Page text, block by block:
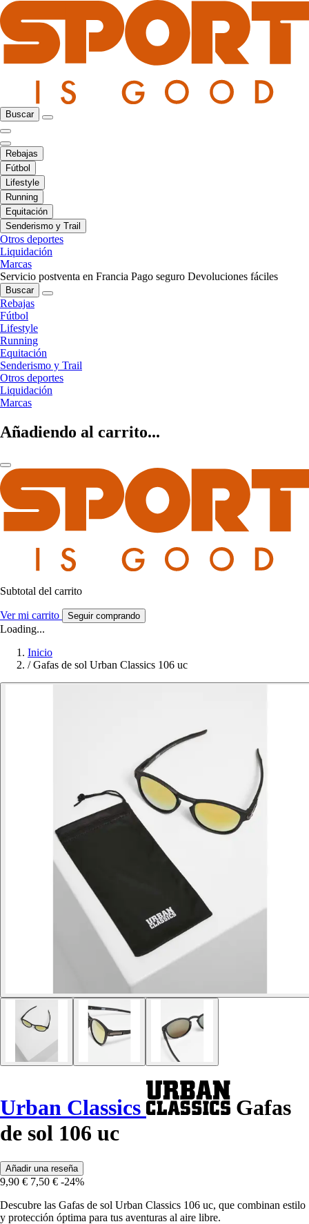
Buscar
Rebajas
Fútbol
Lifestyle
Running
Equitación
Senderismo y Trail
Otros deportes
Liquidación
Marcas
Servicio postventa en Francia Pago seguro Devoluciones fáciles
Buscar
Rebajas
Fútbol
Lifestyle
Running
Equitación
Senderismo y Trail
Otros deportes
Liquidación
Marcas
Añadiendo al carrito...
Subtotal del carrito
Ver mi carrito Seguir comprando
Loading...
Inicio
/ Gafas de sol Urban Classics 106 uc
Urban Classics
Gafas
de sol 106 uc
Añadir una reseña
9,90 € 7,50 € -24%
Descubre las Gafas de sol Urban Classics 106 uc, que combinan estilo
y protección óptima para tus aventuras al aire libre.